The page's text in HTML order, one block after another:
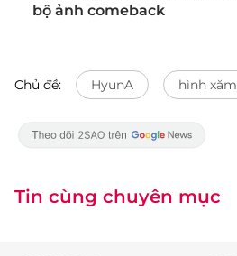
bộ ảnh comeback
Chủ đề: HyunA hình xăm
Tin cùng chuyên mục